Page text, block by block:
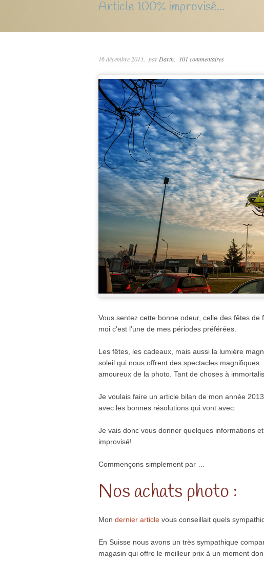
Article 100% improvisé...
16 décembre 2013 par Darth 101 commentaires
Vous sentez cette bonne odeur, celle des fêtes
moi c’est l’une de mes périodes préférées.
Les fêtes, les cadeaux, mais aussi la lumière
soleil qui nous offrent des spectacles
amoureux de la photo. Tant de choses à
Je voulais faire un article bilan de mon année
avec les bonnes résolutions qui vont avec.
Je vais donc vous donner quelques informations
improvisé!
Commençons simplement par …
Nos achats photo :
Mon dernier article vous conseillait quels
En Suisse nous avons un très sympathique
magasin qui offre le meilleur prix à un moment